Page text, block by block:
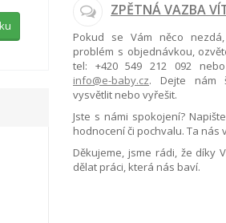
ZPĚTNÁ VAZBA
Pokud se Vám něco
problém s objednávkou,
tel: +420 549 212 092nebo
info@e-baby.cz. Dejte nám
vysvětlit nebo vyřešit.
Jste s námi spokojení?
hodnocení či pochvalu. Ta nás
Děkujeme, jsme rádi, že díky
dělat práci, která nás baví.